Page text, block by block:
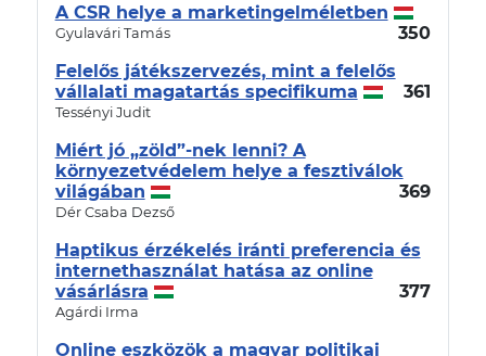
A CSR helye a marketingelméletben
350
Gyulavári Tamás
Felelős játékszervezés, mint a felelős
vállalati magatartás specifikuma
361
Tessényi Judit
Miért jó „zöld”-nek lenni? A
környezetvédelem helye a fesztiválok
világában
369
Dér Csaba Dezső
Haptikus érzékelés iránti preferencia és
internethasználat hatása az online
vásárlásra
377
Agárdi Irma
Online eszközök a magyar politikai